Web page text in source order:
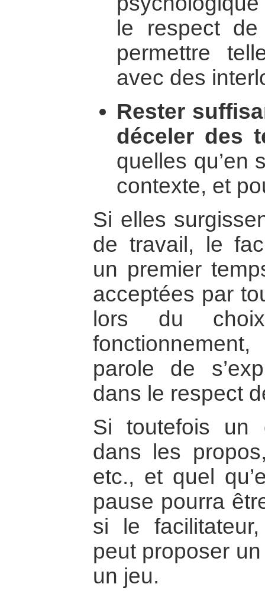
le respect
permettre
avec des
Rester
déceler des
quelles qu’en
contexte, et
Si elles
de travail, le
un premier
acceptées par
lors du
parole de
dans le respect
Si toutefois un
dans les
etc., et quel
pause pourra
si le
peut proposer
un jeu.